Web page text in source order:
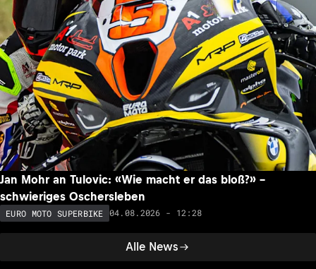
Alle News
Jan Mohr an Tulovic: «Wie macht er das bloß?» –
schwieriges Oschersleben
EURO MOTO SUPERBIKE 04.08.2026 - 12:28